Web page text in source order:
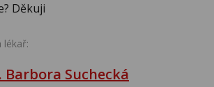
Děkuji
lékař:
Barbora Suchecká